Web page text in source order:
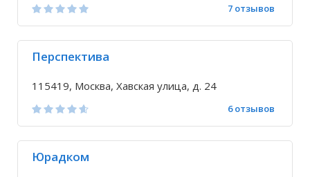
7 отзывов
Перспектива
115419, Москва, Хавская улица, д. 24
6 отзывов
Юрадком